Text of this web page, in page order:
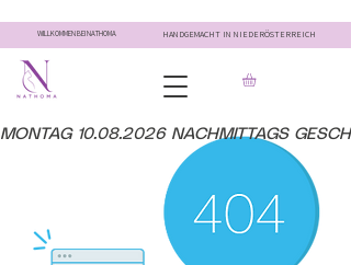
WILLKOMMEN BEI NATHOMA HANDGEMACHT IN NIEDERÖSTERREICH
MONTAG 10.08.2026 NACHMITTAGS